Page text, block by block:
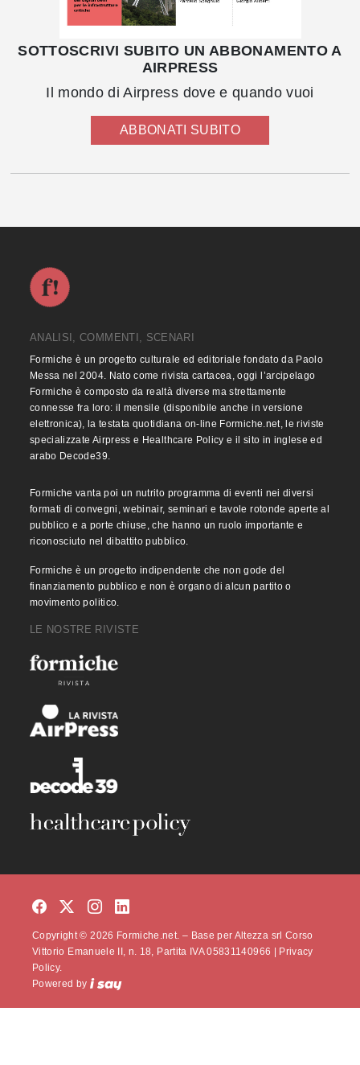
SOTTOSCRIVI SUBITO UN ABBONAMENTO A
AIRPRESS
Il mondo di Airpress dove e quando vuoi
ABBONATI SUBITO
ANALISI, COMMENTI, SCENARI
Formiche è un progetto culturale ed editoriale fondato da Paolo
Messa nel 2004. Nato come rivista cartacea, oggi l’arcipelago
Formiche è composto da realtà diverse ma strettamente
connesse fra loro: il mensile (disponibile anche in versione
elettronica), la testata quotidiana on-line Formiche.net, le riviste
specializzate Airpress e Healthcare Policy e il sito in inglese ed
arabo Decode39.
Formiche vanta poi un nutrito programma di eventi nei diversi
formati di convegni, webinair, seminari e tavole rotonde aperte al
pubblico e a porte chiuse, che hanno un ruolo importante e
riconosciuto nel dibattito pubblico.
Formiche è un progetto indipendente che non gode del
finanziamento pubblico e non è organo di alcun partito o
movimento politico.
LE NOSTRE RIVISTE
Copyright © 2026 Formiche.net. – Base per Altezza srl Corso
Vittorio Emanuele II, n. 18, Partita IVA 05831140966 | Privacy
Policy.
Powered by